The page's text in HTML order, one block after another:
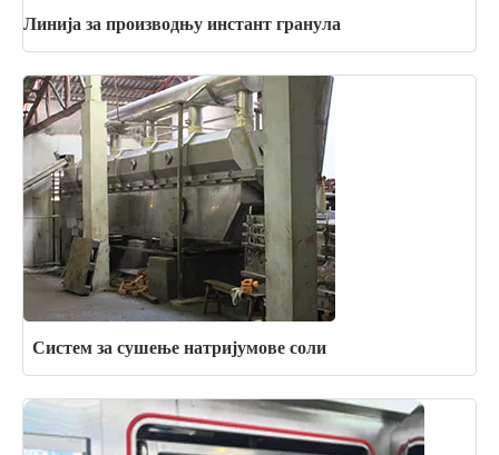
Линија за производњу инстант гранула
Систем за сушење натријумове соли